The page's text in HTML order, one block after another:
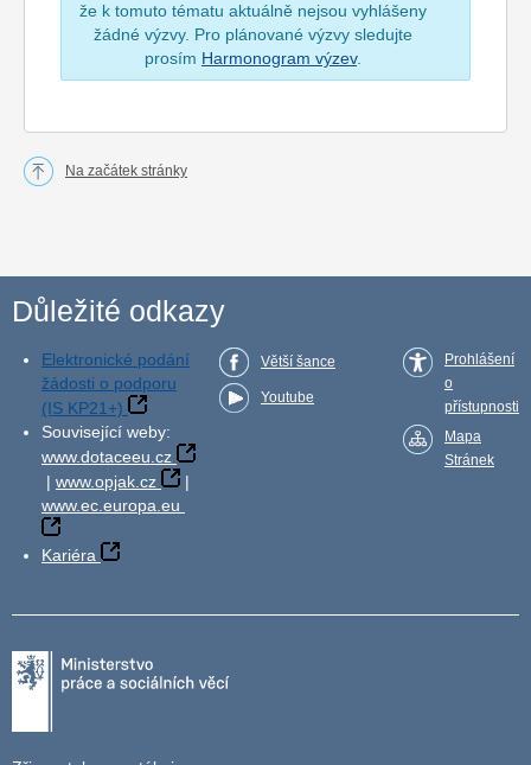
že k tomuto tématu aktuálně nejsou vyhlášeny
žádné výzvy. Pro plánované výzvy sledujte
prosím Harmonogram výzev.
Na začátek stránky
Důležité odkazy
Elektronické podání
žádosti o podporu
(IS KP21+)
Související weby:
www.dotaceeu.cz
| www.opjak.cz
|
www.ec.europa.eu
Kariéra
Větší šance
Youtube
Prohlášení
o
přístupnosti
Mapa
Stránek